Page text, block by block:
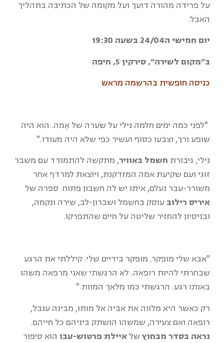
על פרידה מהורה דועך ועל מקומה של הכתיבה בתהליך
האבל.
יום חמישי ה24/04 בשעה 19:30
ב״מקום לשירה״, סירקין 5, חיפה
כניסה חופשית בהרשמה מראש
"לפני כמה ימים חלמה נילי על שׂערה של אִמה. הוא היה
שופע ורך, וצבעו כסוף ועשיר כפי שלא היה מעודו."
נילי, גיבורת חשמל באוויר, מתקשה להתמודד עם משבר
זוגי ועם שקיעת אמה המזדקנת, ויוצאת למרדף אחר
משורר-עבר נעלם, איתו יש לה חשבון פתוח. ספרה של
איריס רילוב עוסק בחשמל ושברון-לב, שירה ונקמה,
ובניסיון להחזיר שליטה על חיים שהתפרקו.
"אבא שלי מופקר. מופקר בידיים שלי. קיללתי את הרגע
שבחרתי להיות רופאה. לא הרגשתי שאני מרפאה משהו
באותו רגע. הרגשתי כמו מלאך המוות."
רק כאשר היא מלווה את אביה אל מותו, מבינה ענבל,
רופאה ואם צעירה, שמשהו הושתק ביניהם כל חייהם.
נראה בסדר מבחוץשל איילת פרטוש-עבוהוא סיפור